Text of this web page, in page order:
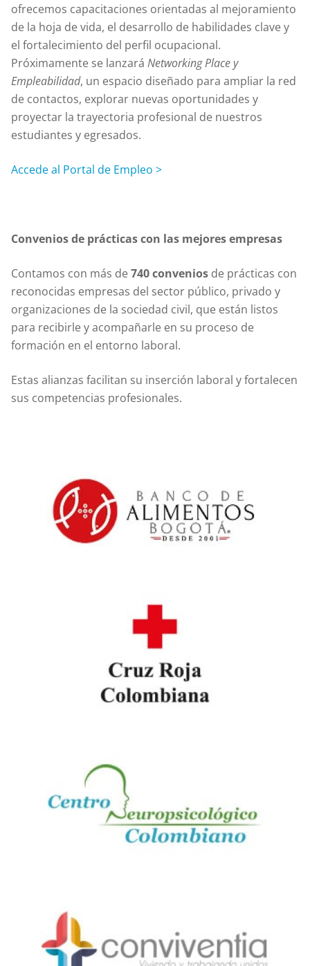
ofrecemos capacitaciones orientadas al mejoramiento
de la hoja de vida, el desarrollo de habilidades clave y
el fortalecimiento del perfil ocupacional.
Próximamente se lanzará Networking Place y
Empleabilidad, un espacio diseñado para ampliar la red
de contactos, explorar nuevas oportunidades y
proyectar la trayectoria profesional de nuestros
estudiantes y egresados.
Accede al Portal de Empleo >
Convenios de prácticas con las mejores empresas
Contamos con más de740 convenios de prácticas con
reconocidas empresas del sector público, privado y
organizaciones de la sociedad civil, que están listos
para recibirle y acompañarle en su proceso de
formación en el entorno laboral.
Estas alianzas facilitan su inserción laboral y fortalecen
sus competencias profesionales.